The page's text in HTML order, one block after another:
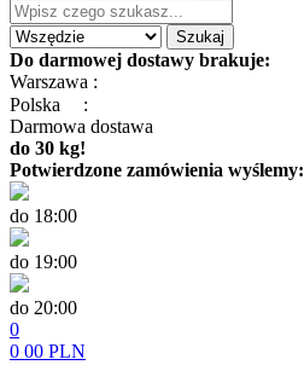
Szukaj
Do darmowej dostawy brakuje:
Warszawa :
Polska
:
Darmowa dostawa
do 30 kg!
Potwierdzone zamówienia wyślemy:
do 18:00
do 19:00
do 20:00
0
0 00 PLN